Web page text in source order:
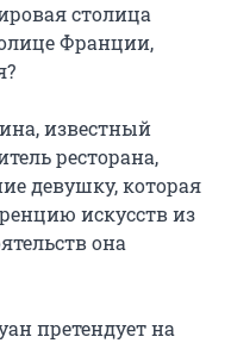
столица
Франции,
известный
ресторана,
девушку, которая
искусств из
она
претендует на